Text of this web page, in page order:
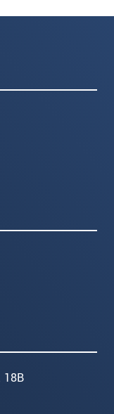
18B